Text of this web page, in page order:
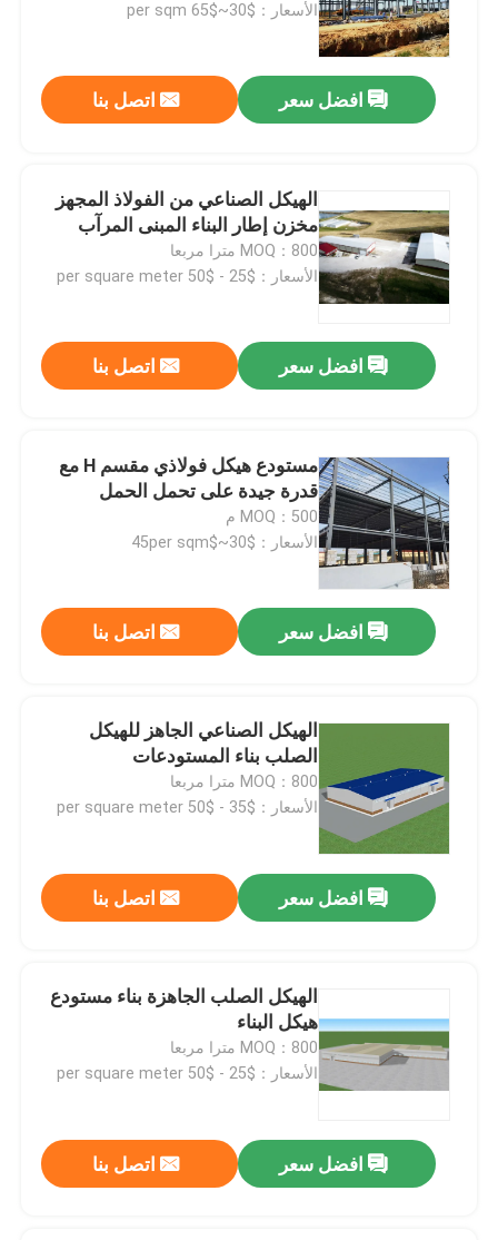
الأسعار：$30~$65 per sqm
افضل سعر اتصل بنا
الهيكل الصناعي من الفولاذ المجهز
مخزن إطار البناء المبنى المرآب
MOQ：800 مترا مربعا
الأسعار：$25 - $50 per square meter
افضل سعر اتصل بنا
مستودع هيكل فولاذي مقسم H مع
قدرة جيدة على تحمل الحمل
MOQ：500 م
الأسعار：$30~$45per sqm
افضل سعر اتصل بنا
الهيكل الصناعي الجاهز للهيكل
الصلب بناء المستودعات
MOQ：800 مترا مربعا
الأسعار：$35 - $50 per square meter
افضل سعر اتصل بنا
الهيكل الصلب الجاهزة بناء مستودع
هيكل البناء
MOQ：800 مترا مربعا
الأسعار：$25 - $50 per square meter
افضل سعر اتصل بنا